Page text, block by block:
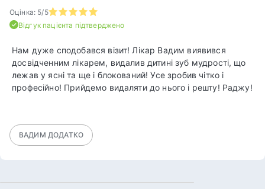
Оцінка: 5/5
Відгук пацієнта підтверджено
Нам дуже сподобався візит! Лікар Вадим виявився
досвідченним лікарем, видалив дитині зуб мудрості, що
лежав у ясні та ще і блокований! Усе зробив чітко і
професійно! Прийдемо видаляти до нього і решту! Раджу!
ВАДИМ ДОДАТКО